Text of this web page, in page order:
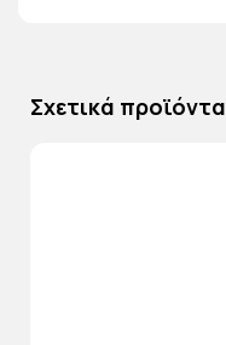
Σχετικά προϊόντα